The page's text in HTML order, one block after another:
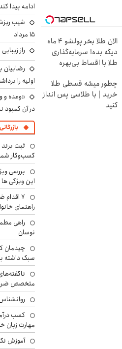
الان طلا بخر پولشو 4 ماه
دیگه بده! سرمایه‌گذاری
طلا با اقساط بی‌بهره
چطور میشه قسطی طلا
خرید | با طلاسی پس انداز
کنید
ادامه پیدا کند
شیب
۱۵ مرداد
راز
اولیه را
«وعده و
در آن کمبود
بازرگانی
ثبت برند
کسب‌وکار
بررسی
این ویژگی ها
۷
راهنمای
راهی
نوسان
چیدمان
سبک داشته
متخصص
کسب
مهارت زبان
آموزش